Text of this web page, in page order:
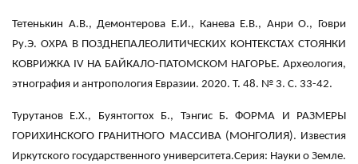
Тетенькин А.В., Демонтерова Е.И., Канева Е.В., Анри О., Говри
Ру.Э. ОХРА В ПОЗДНЕПАЛЕОЛИТИЧЕСКИХ КОНТЕКСТАХ СТОЯНКИ
КОВРИЖКА IV НА БАЙКАЛО-ПАТОМСКОМ НАГОРЬЕ. Археология,
этнография и антропология Евразии. 2020. Т. 48. № 3. С. 33-42.
Турутанов Е.Х., Буянтогтох Б., Тэнгис Б. ФОРМА И РАЗМЕРЫ
ГОРИХИНСКОГО ГРАНИТНОГО МАССИВА (МОНГОЛИЯ). Известия
Иркутского государственного университета.Серия: Науки о Земле.